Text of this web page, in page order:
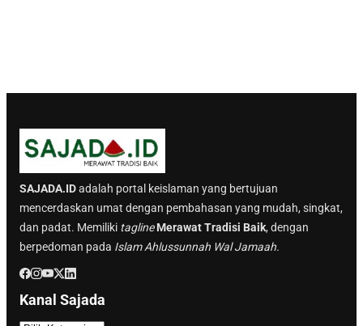
SAJADA.IDadalah portal keislaman yang bertujuan
mencerdaskan umat dengan pembahasan yang mudah, singkat,
dan padat. Memiliki tagline Merawat Tradisi Baik, dengan
berpedoman pada Islam Ahlussunnah Wal Jamaah.
Kanal Sajada